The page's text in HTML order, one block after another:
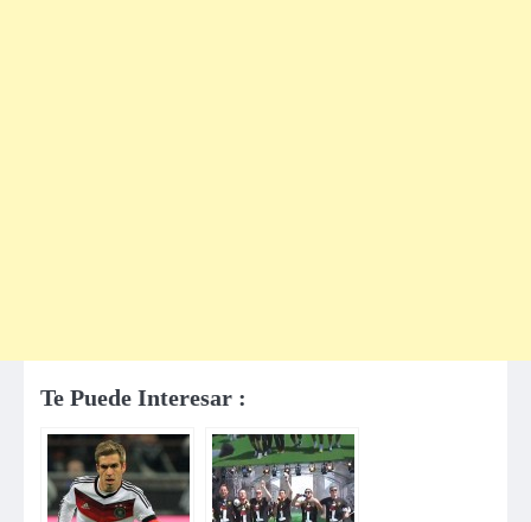
Te Puede Interesar :